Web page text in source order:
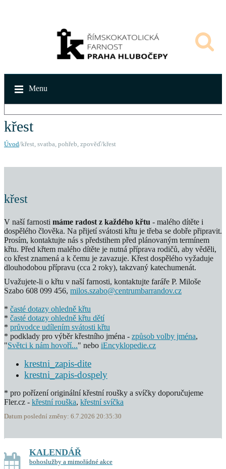
Menu
křest
Úvod/křest, svatba, pohřeb, zpověď/křest
křest
V naší farnosti máme radost z každého křtu - malého dítěte i
dospělého člověka. Na přijetí svátosti křtu je třeba se dobře připravit.
Prosím, kontaktujte nás s předstihem před plánovaným termínem
křtu. Před křtem malého dítěte je nutná příprava rodičů, aby věděli,
co křest znamená a k čemu je zavazuje. Křest dospělého vyžaduje
dlouhodobou přípravu (cca 2 roky), takzvaný katechumenát.
Uvažujete-li o křtu v naší farnosti, kontaktujte faráře P. Miloše
Szabo 608 099 456, milos.szabo@centrumbarrandov.cz
* časté dotazy ohledně křtu
* časté dotazy ohledně křtu dětí
* průvodce udílením svátosti křtu
* podklady pro výběr křestního jména - způsob volby jména,
"Světci k nám hovoří..." nebo iEncyklopedie.cz
krestni_zapis-dite
krestni_zapis-dospely
* pro pořízení originální křestní roušky a svíčky doporučujeme
Fler.cz - křestní rouška, křestní svíčka
Datum poslední změny: 6.7.2026 20:35:30
KALENDÁŘ
bohoslužby a mimořádné akce